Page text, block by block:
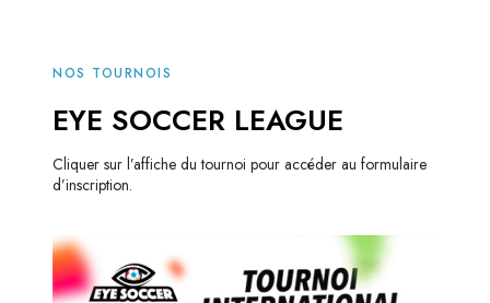
NOS TOURNOIS
EYE SOCCER LEAGUE
Cliquer sur l’affiche du tournoi pour accéder au formulaire
d’inscription.